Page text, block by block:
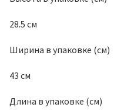
28.5 см
Ширина в упаковке (см)
43 см
Длина в упаковке (см)